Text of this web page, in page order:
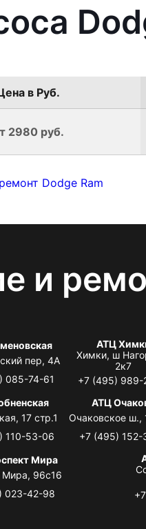
в Руб.
2980 руб.
Dodge Ram
и
пер, 4А
085-74-61
АТЦ
Химки, ш
2к7
+7 (495) 989-
17 стр.1
110-53-06
АТЦ
Очаковское ш.,
+7 (495) 152-
Мира
Мира, 96с16
023-42-98